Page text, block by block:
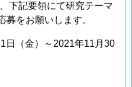
下記要領にて研究テーマ
募をお願いします。
（金）～2021年11月30